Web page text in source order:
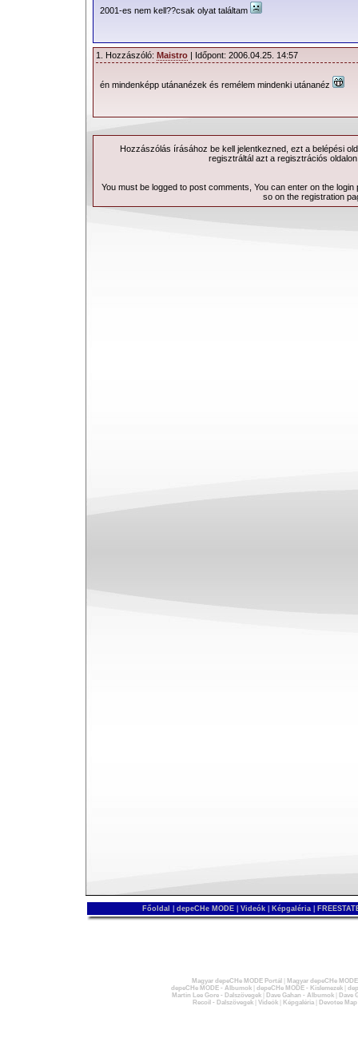
2001-es nem kell??csak olyat találtam
1. Hozzászóló: Maistro | Időpont: 2006.04.25. 14:57
én mindenképp utánanézek és remélem mindenki utánanéz
Hozzászólás írásához be kell jelentkezned, ezt a belépési
regisztráltál azt a regisztrációs
You must be logged to post comments, You can enter on the login
so on the registration
Főoldal depeCHe MODE Videók Képgaléria
Magyar depeCHe MODE Portál
Magyar depeCHe
depeCHe MODE - Albumok| depeCHe MODE - Kislemezek|
Martin Lee Gore - Dalszövegek| Dave Gahan - Albumok|
Dave
Recoil - Dalszövegek| Videók| Képgaléria| Devotee Map